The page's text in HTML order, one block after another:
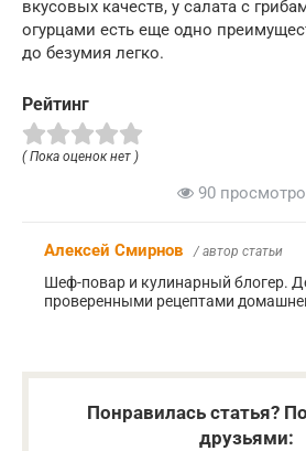
вкусовых качеств, у салата с
огурцами есть еще одно
до безумия легко.
Рейтинг
( Пока оценок нет )
90
Алексей Смирнов / автор статьи
Шеф-повар и кулинарный блогер.
проверенными рецептами
Понравилась статья?
друзьями: